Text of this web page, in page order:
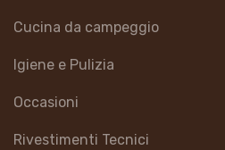
Cucina da campeggio
Igiene e Pulizia
Occasioni
Rivestimenti Tecnici